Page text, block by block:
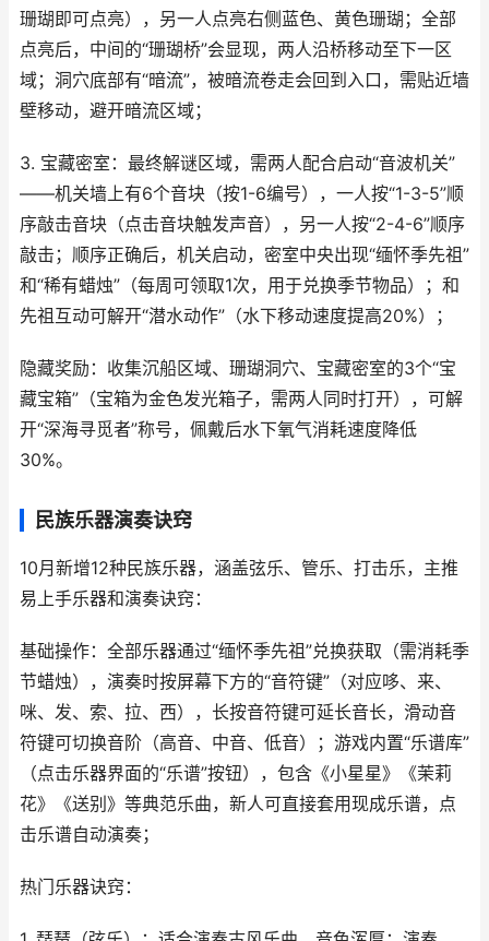
珊瑚即可点亮），另一人点亮右侧蓝色、黄色珊瑚；全部
点亮后，中间的“珊瑚桥”会显现，两人沿桥移动至下一区
域；洞穴底部有“暗流”，被暗流卷走会回到入口，需贴近墙
壁移动，避开暗流区域；
3. 宝藏密室：最终解谜区域，需两人配合启动“音波机关”
——机关墙上有6个音块（按1-6编号），一人按“1-3-5”顺
序敲击音块（点击音块触发声音），另一人按“2-4-6”顺序
敲击；顺序正确后，机关启动，密室中央出现“缅怀季先祖”
和“稀有蜡烛”（每周可领取1次，用于兑换季节物品）；和
先祖互动可解开“潜水动作”（水下移动速度提高20%）；
隐藏奖励：收集沉船区域、珊瑚洞穴、宝藏密室的3个“宝
藏宝箱”（宝箱为金色发光箱子，需两人同时打开），可解
开“深海寻觅者”称号，佩戴后水下氧气消耗速度降低
30%。
民族乐器演奏诀窍
10月新增12种民族乐器，涵盖弦乐、管乐、打击乐，主推
易上手乐器和演奏诀窍：
基础操作：全部乐器通过“缅怀季先祖”兑换获取（需消耗季
节蜡烛），演奏时按屏幕下方的“音符键”（对应哆、来、
咪、发、索、拉、西），长按音符键可延长音长，滑动音
符键可切换音阶（高音、中音、低音）；游戏内置“乐谱库”
（点击乐器界面的“乐谱”按钮），包含《小星星》《茉莉
花》《送别》等典范乐曲，新人可直接套用现成乐谱，点
击乐谱自动演奏；
热门乐器诀窍：